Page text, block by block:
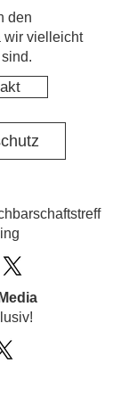
den
wir vielleicht